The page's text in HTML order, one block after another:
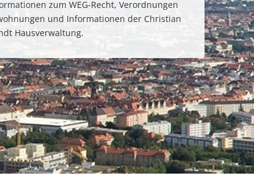
zum WEG-Recht, Verordnungen
und Informationen der Christian
Hausverwaltung.